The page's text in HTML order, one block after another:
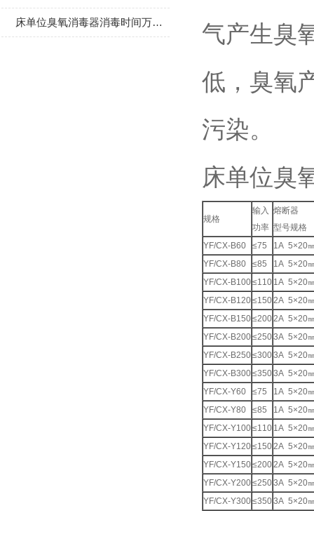
床单位臭氧消毒器消毒时间万年历的设置
气产生臭
低，臭
污染。
床单位臭氧
规格
输入
功率
熔断器
型号规格
YF/CX-B60
≤75
1A 5×20
YF/CX-B80
≤85
1A 5×20
YF/CX-B100≤110 1A 5×20
YF/CX-B120≤1502A 5×20
YF/CX-B150≤2002A 5×20
YF/CX-B200≤2503A 5×20
YF/CX-B250≤3003A 5×20
YF/CX-B300≤3503A 5×20
YF/CX-Y60
≤75
1A 5×20
YF/CX-Y80
≤85
1A 5×20
YF/CX-Y100≤110 1A 5×20
YF/CX-Y120≤1502A 5×20
YF/CX-Y150≤2002A 5×20
YF/CX-Y200≤2503A 5×20
YF/CX-Y300≤3503A 5×20